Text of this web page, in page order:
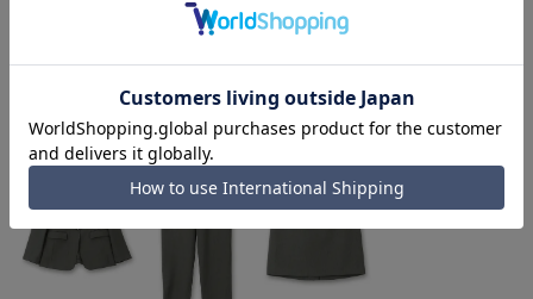
グレー(ZJT4501-B・ZPT54501-B・ZST4501-B)